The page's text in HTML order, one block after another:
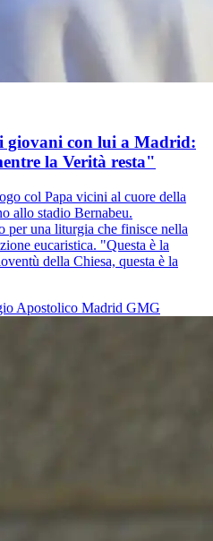
giovani con lui a Madrid:
la Verità resta"
col Papa vicini al cuore della
allo stadio Bernabeu.
per una liturgia che finisce nella
eucaristica. "Questa è la
della Chiesa, questa è la
Apostolico Madrid GMG